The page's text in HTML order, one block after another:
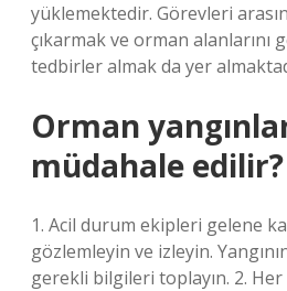
yüklemektedir. Görevleri
çıkarmak ve orman alanlarını
tedbirler almak da yer
Orman
müdahale edilir?
1. Acil durum ekipleri gelene
gözlemleyin ve izleyin.
gerekli bilgileri toplayın. 2. Her